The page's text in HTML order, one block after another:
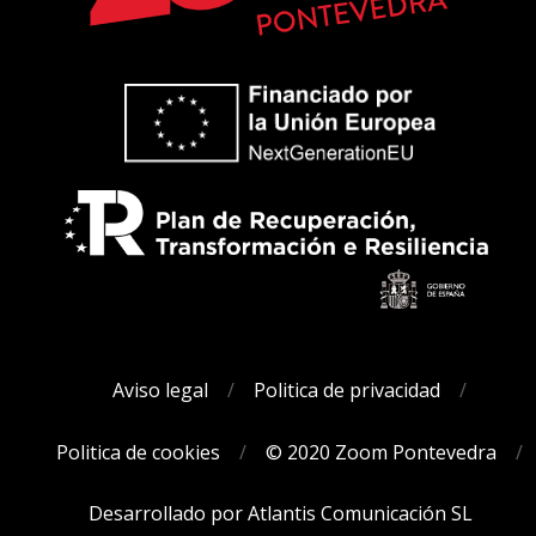
Aviso legal Politica de privacidad
Politica de cookies © 2020 Zoom Pontevedra
Desarrollado por Atlantis Comunicación SL